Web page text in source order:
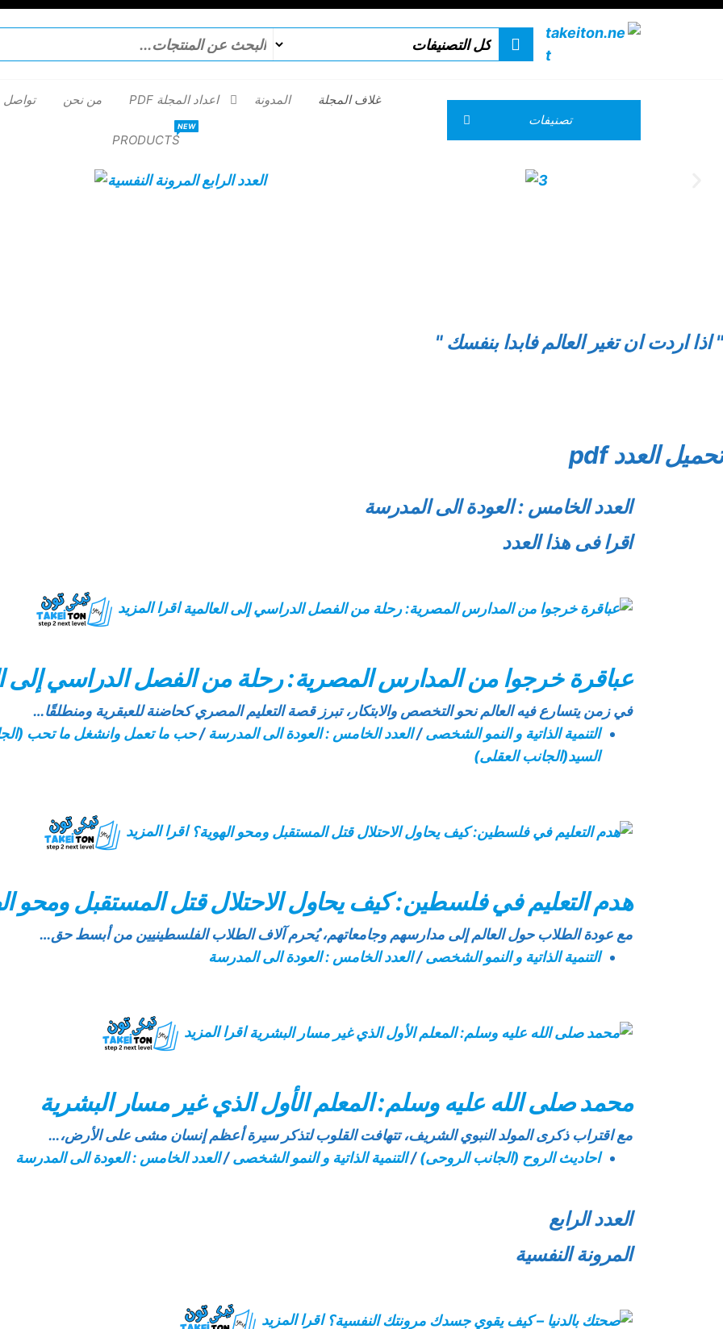
takeiton.net
مجلة
الى
تصنيفات
غلاف المجلة المدونة اعداد المجلة PDF من نحن تواصل
PRODUCTS
NEW
" اذا اردت ان تغير العالم فابدا بنفسك "
تحميل العدد pdf
العدد الخامس : العودة الى المدرسة
اقرا فى هذا العدد
اقرا المزيد
عباقرة خرجوا من المدارس المصرية: رحلة من الفصل الدراسي إلى
في زمن يتسارع فيه العالم نحو التخصص والابتكار، تبرز قصة التعليم المصري كحاضنة للعبقرية ومنطلقًا…
التنمية الذاتية و النمو الشخصى/العدد الخامس : العودة الى المدرسة/حب ما تعمل وانشغل ما تحب
السيد(الجانب العقلى)
اقرا المزيد
هدم التعليم في فلسطين: كيف يحاول الاحتلال قتل المستقبل ومحو
مع عودة الطلاب حول العالم إلى مدارسهم وجامعاتهم، يُحرم آلاف الطلاب الفلسطينيين من أبسط حق…
التنمية الذاتية و النمو الشخصى/العدد الخامس : العودة الى المدرسة
اقرا المزيد
محمد صلى الله عليه وسلم: المعلم الأول الذي غير مسار البشرية
مع اقتراب ذكرى المولد النبوي الشريف، تتهافت القلوب لتذكر سيرة أعظم إنسان مشى على الأرض،…
احاديث الروح (الجانب الروحى)/التنمية الذاتية و النمو الشخصى/العدد الخامس : العودة الى المدرسة
العدد الرابع
المرونة النفسية
اقرا المزيد